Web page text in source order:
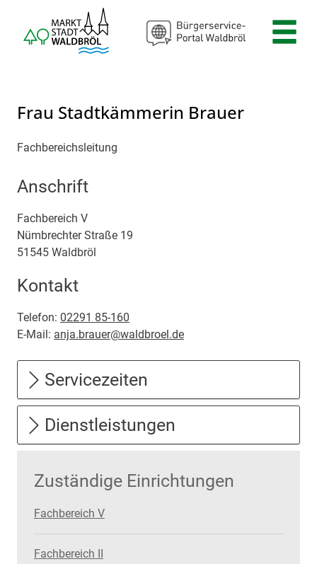
Zum Hauptinhalt springen
Frau Stadtkämmerin Brauer
Fachbereichsleitung
Anschrift
Fachbereich V
Nümbrechter Straße 19
51545 Waldbröl
Kontakt
Telefon: 02291 85-160
E-Mail: anja.brauer@waldbroel.de
Servicezeiten
Dienstleistungen
Zuständige Einrichtungen
Fachbereich V
Fachbereich II